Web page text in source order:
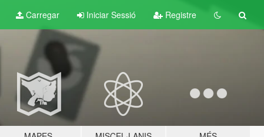
Carregar Iniciar Sessió Registre